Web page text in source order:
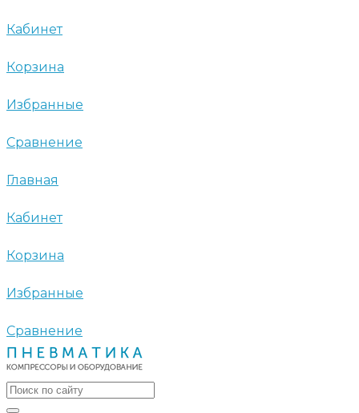
Кабинет
Корзина
Избранные
Сравнение
Главная
Кабинет
Корзина
Избранные
Сравнение